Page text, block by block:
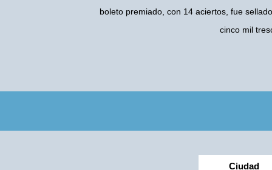
boleto premiado, con 14 aciertos, fue
cinco mil
Ciudad